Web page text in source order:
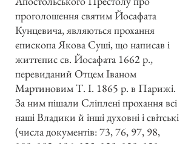
проголошення святим Йосафата
Кунцевича, являються прохання
єпископа Якова Суші, що написав і
життєпис св. Йосафата 1662 р.,
перевиданий Отцем Іваном
Мартиновим Т. І. 1865 р. в Парижі.
За ним пішали Сліплені прохання всі
наші Владики й інші духовні і світські
(числа документів: 73, 76, 97, 98,